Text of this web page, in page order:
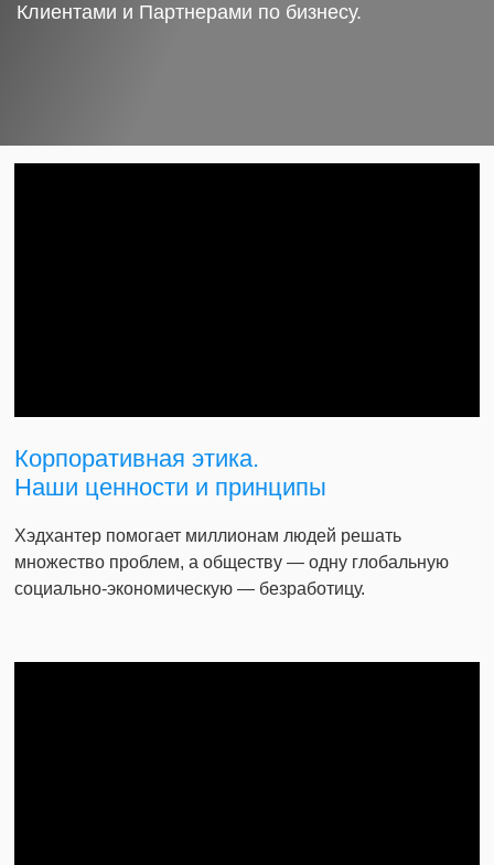
Клиентами и Партнерами по бизнесу.
Корпоративная этика.
Наши ценности и принципы
Хэдхантер помогает миллионам людей решать
множество проблем, а обществу — одну глобальную
социально-экономическую — безработицу.